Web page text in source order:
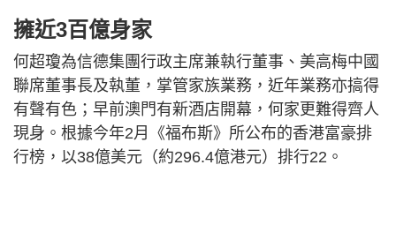
擁近3百億身家
何超瓊為信德集團行政主席兼執行董事、美高梅中國
聯席董事長及執董，掌管家族業務，近年業務亦搞得
有聲有色；早前澳門有新酒店開幕，何家更難得齊人
現身。根據今年2月《福布斯》所公布的香港富豪排
行榜，以38億美元（約296.4億港元）排行22。